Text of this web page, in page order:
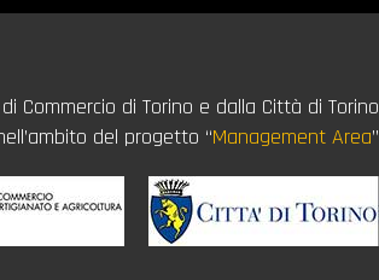
Commercio di Torino e dalla Città di Torino
del progetto “Management Area”